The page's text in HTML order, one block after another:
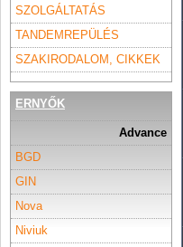
SZOLGÁLTATÁS
TANDEMREPÜLÉS
SZAKIRODALOM, CIKKEK
ERNYŐK
Advance
BGD
GIN
Nova
Niviuk